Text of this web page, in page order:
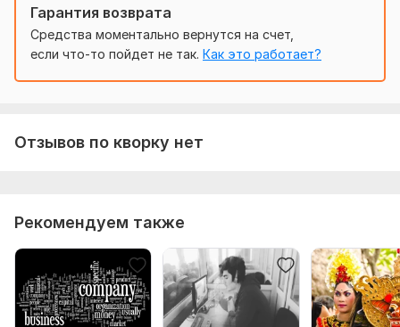
с Русского на Английский
Объем услуги в кворке: 700 знаков
Гарантия возврата
Средства моментально вернутся на счет,
если что-то пойдет не так. Как это работает?
Отзывов по кворку нет
Рекомендуем также